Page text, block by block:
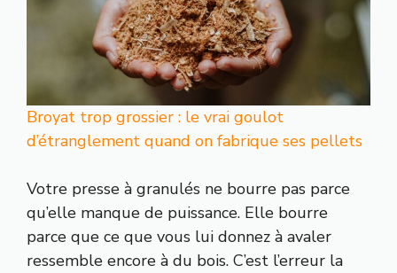
Broyat trop grossier : le vrai goulot
d’étranglement quand on fabrique ses pellets
Votre presse à granulés ne bourre pas parce
qu’elle manque de puissance. Elle bourre
parce que ce que vous lui donnez à avaler
ressemble encore à du bois. C’est l’erreur la